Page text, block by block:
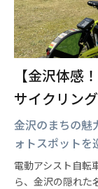
【金沢体感
サイクリン
金沢のまちの魅
ォトスポットを
電動アシスト自転
ら、金沢の隠れた